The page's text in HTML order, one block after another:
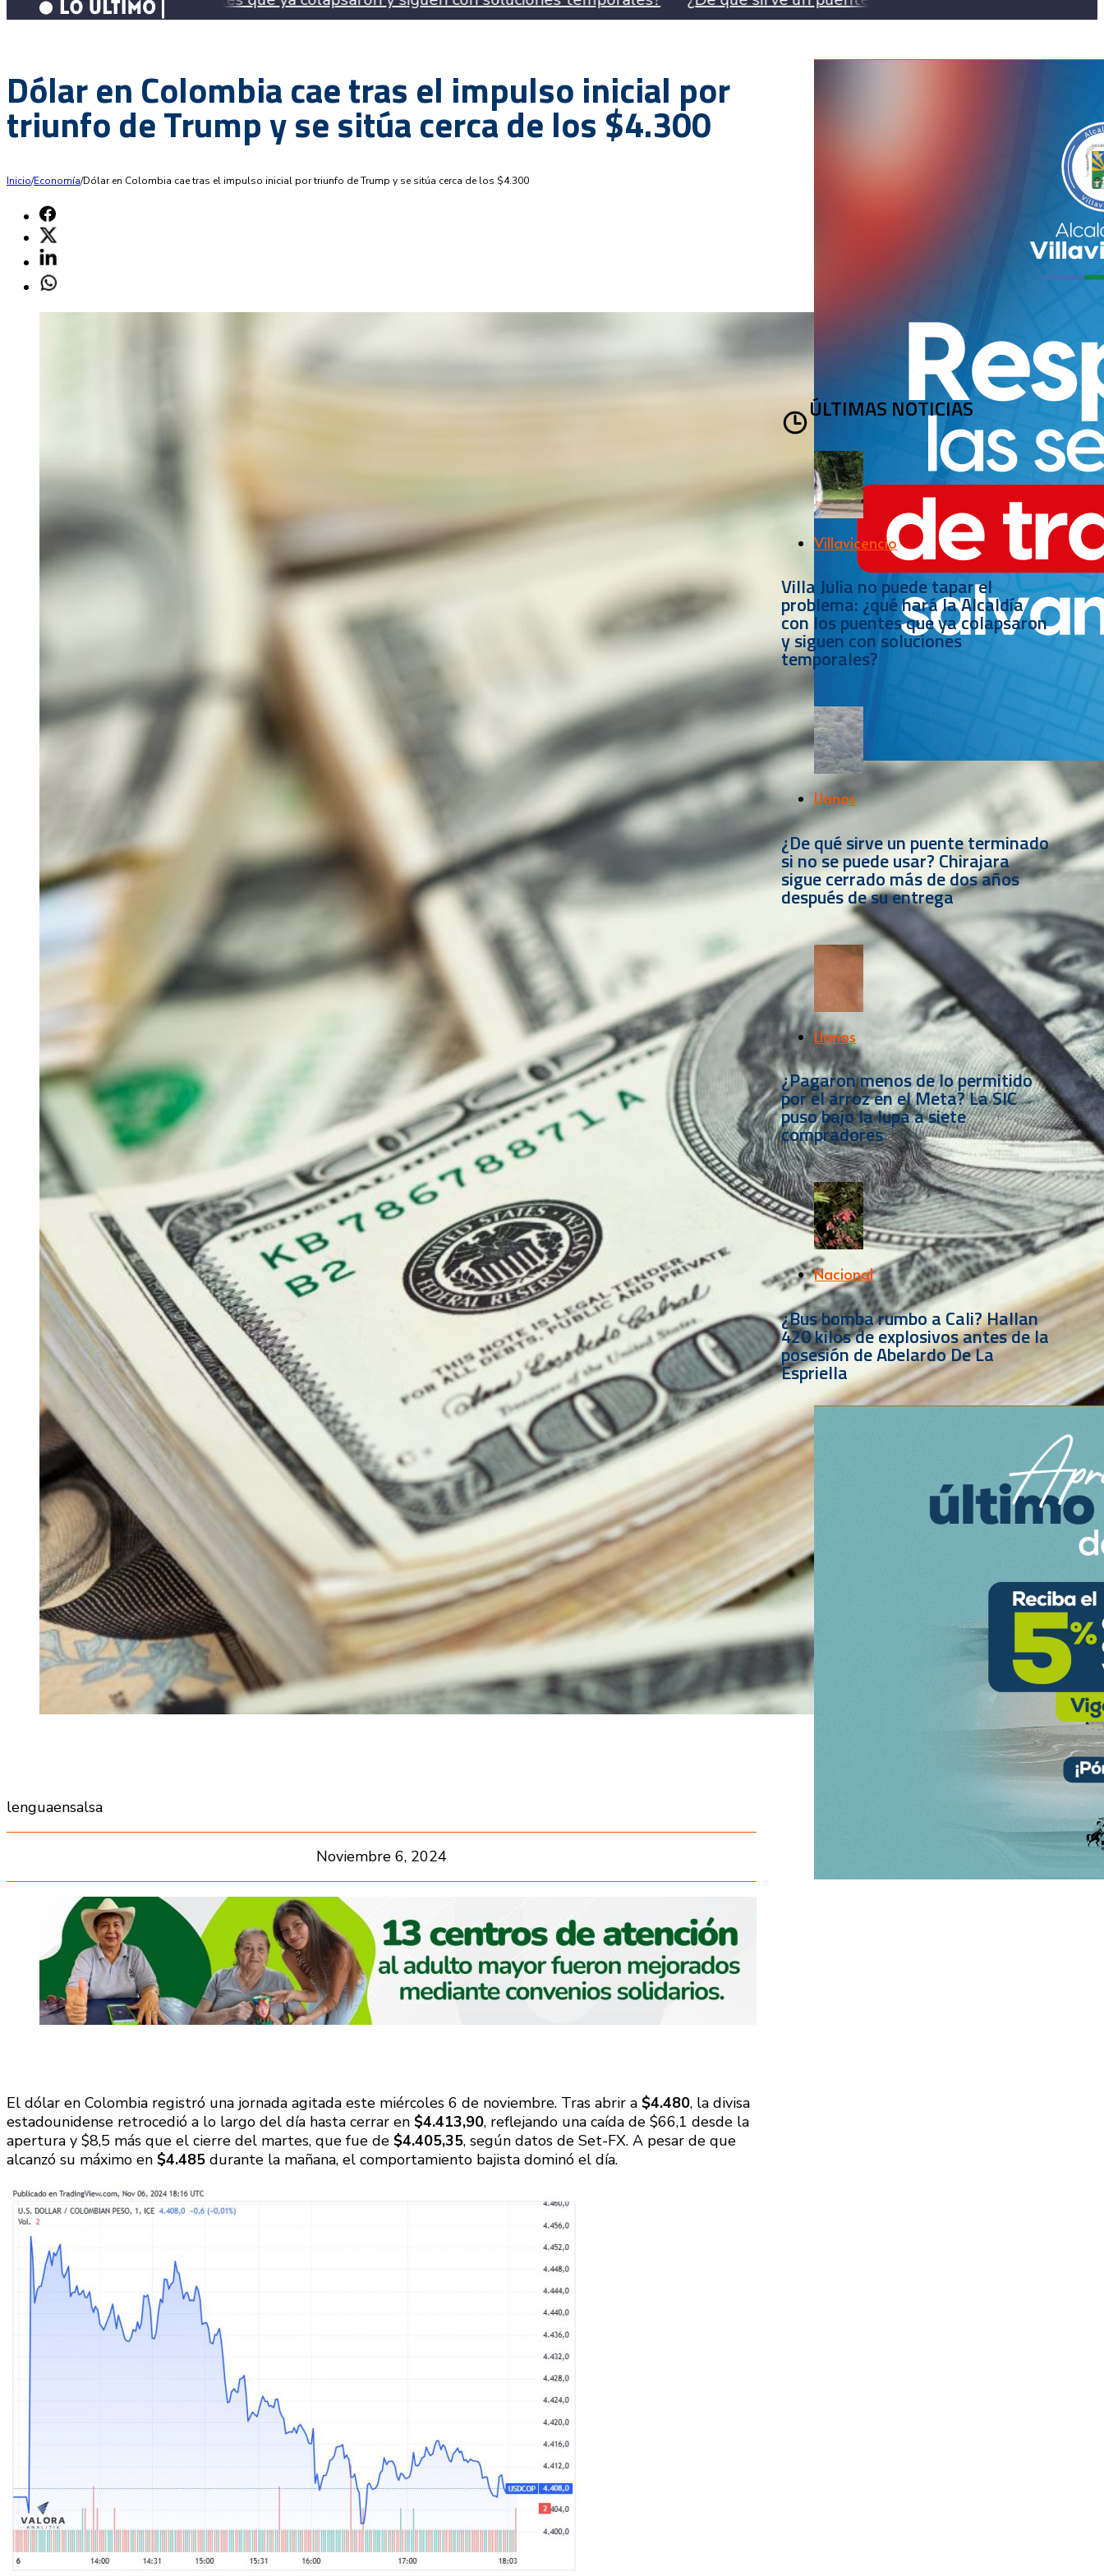
Dólar en Colombia cae tras el impulso inicial por
triunfo de Trump y se sitúa cerca de los $4.300
Inicio/Economía/Dólar en Colombia cae tras el impulso inicial por triunfo de Trump y se sitúa cerca de los $4.300
lenguaensalsa
Noviembre 6, 2024
El dólar en Colombia registró una jornada agitada este miércoles 6 de noviembre. Tras abrir a $4.480, la divisa
estadounidense retrocedió a lo largo del día hasta cerrar en $4.413,90, reflejando una caída de $66,1 desde la
apertura y $8,5 más que el cierre del martes, que fue de $4.405,35, según datos de Set-FX. A pesar de que
alcanzó su máximo en $4.485 durante la mañana, el comportamiento bajista dominó el día.
ÚLTIMAS NOTICIAS
Villavicencio
Villa Julia no puede tapar el
problema: ¿qué hará la Alcaldía
con los puentes que ya colapsaron
y siguen con soluciones
temporales?
Llanos
¿De qué sirve un puente terminado
si no se puede usar? Chirajara
sigue cerrado más de dos años
después de su entrega
Llanos
¿Pagaron menos de lo permitido
por el arroz en el Meta? La SIC
puso bajo la lupa a siete
compradores
Nacional
¿Bus bomba rumbo a Cali? Hallan
420 kilos de explosivos antes de la
posesión de Abelardo De La
Espriella